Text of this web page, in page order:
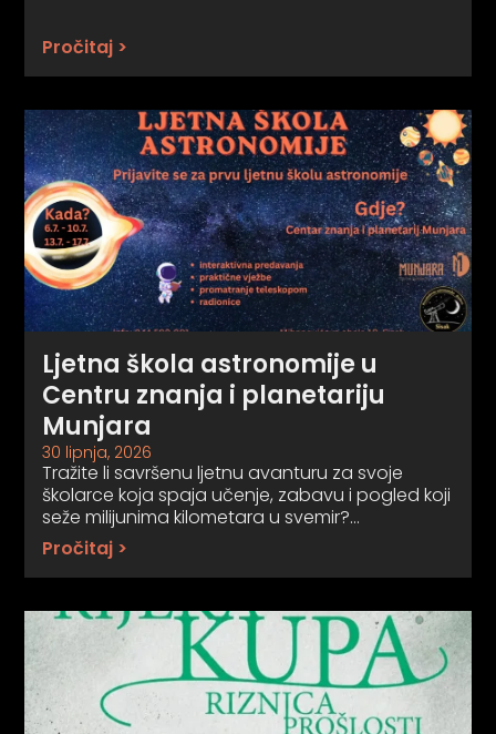
Pročitaj >
Ljetna škola astronomije u
Centru znanja i planetariju
Munjara
30 lipnja, 2026
Tražite li savršenu ljetnu avanturu za svoje
školarce koja spaja učenje, zabavu i pogled koji
seže milijunima kilometara u svemir?…
Pročitaj >